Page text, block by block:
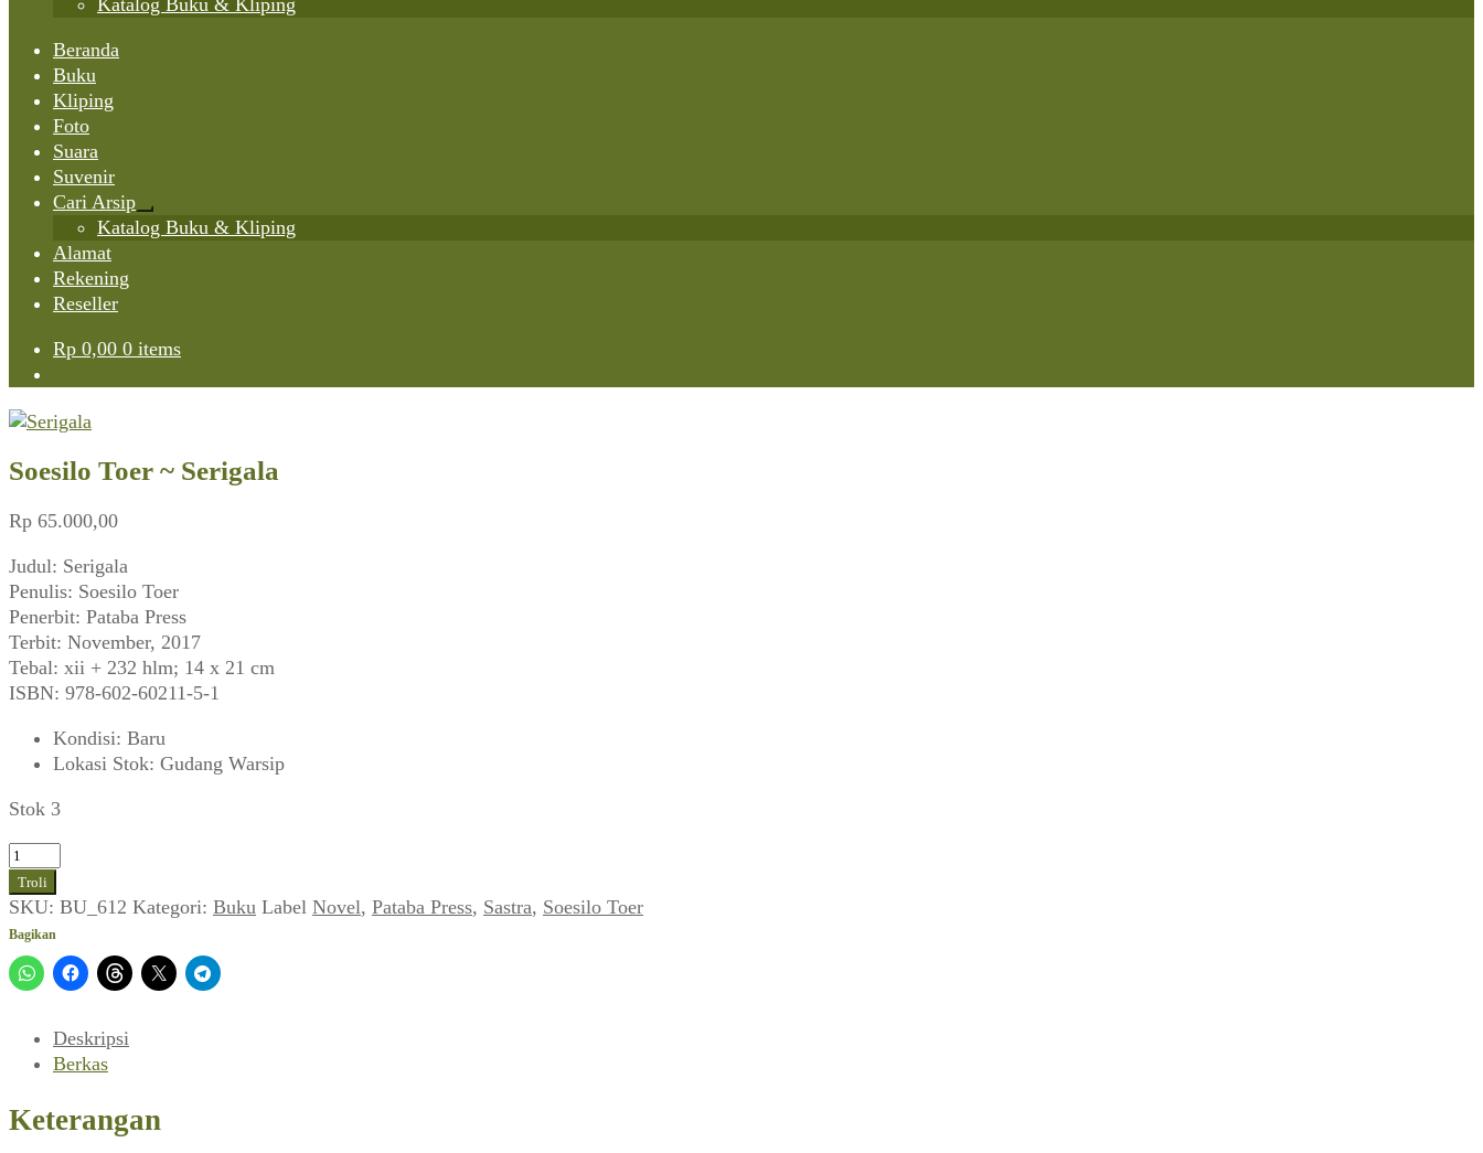
Katalog Buku & Kliping
Beranda
Buku
Kliping
Foto
Suara
Suvenir
Cari Arsip
Expand
child
Katalog Buku & Kliping
Alamat
Rekening
Reseller
Rp 0,00 0 items
Soesilo Toer ~ Serigala
Rp 65.000,00
Judul: Serigala
Penulis: Soesilo Toer
Penerbit: Pataba Press
Terbit: November, 2017
Tebal: xii + 232 hlm; 14 x 21 cm
ISBN: 978-602-60211-5-1
Kondisi: Baru
Lokasi Stok: Gudang Warsip
Stok 3
Kuantitas
Soesilo
Toer
~
Serigala
Troli
SKU: BU_612 Kategori: Buku Label Novel, Pataba Press, Sastra, Soesilo Toer
Bagikan
Deskripsi
Berkas
Keterangan